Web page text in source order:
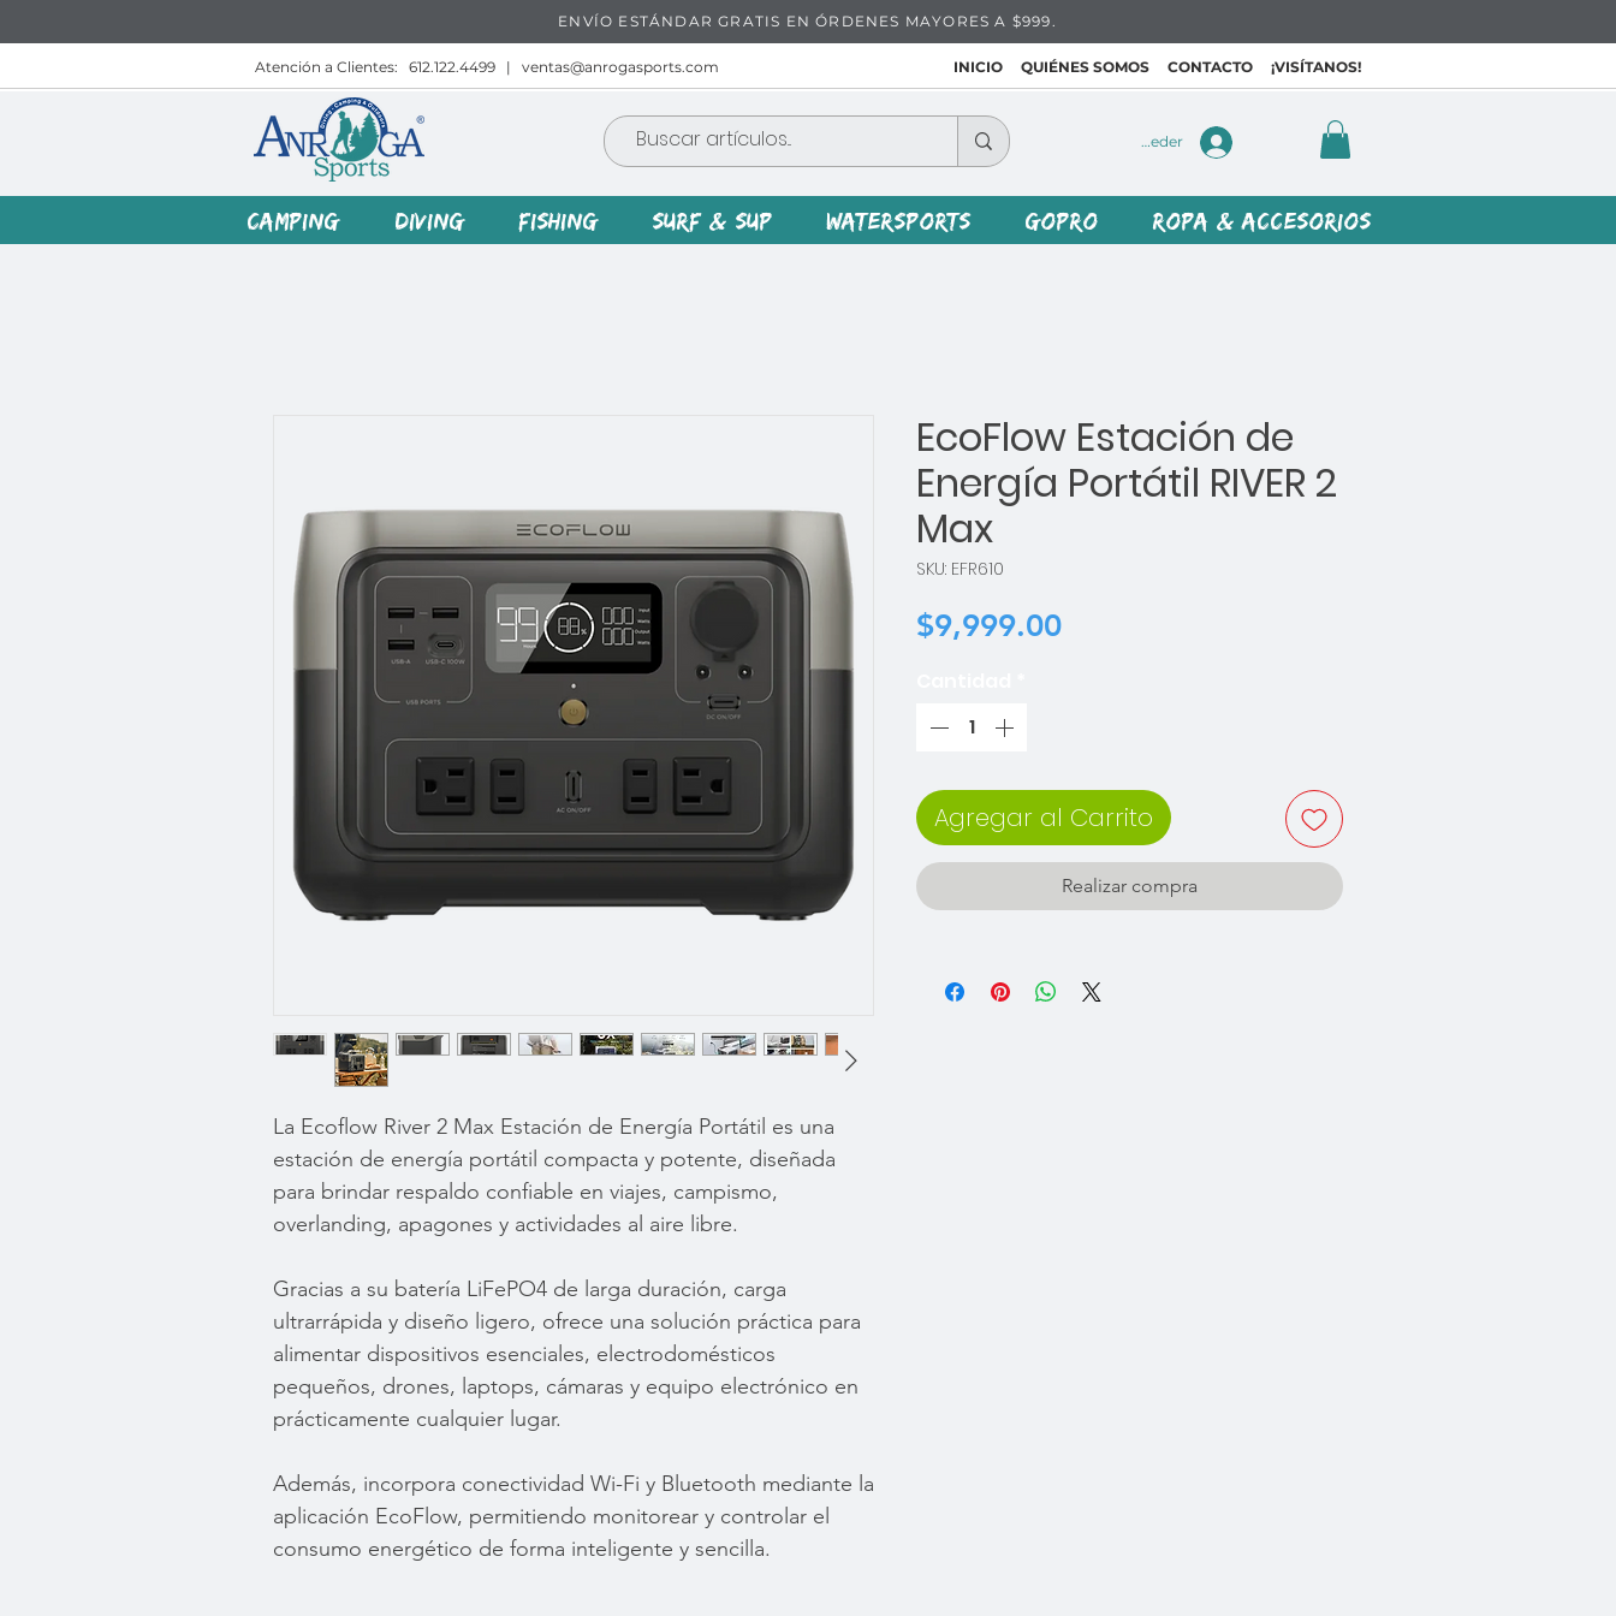
ENVÍO ESTÁNDAR GRATIS EN ÓRDENES MAYORES A $999.
Atención a Clientes: 612.122.4499 | ventas@anrogasports.com INICIO QUIÉNES SOMOS CONTACTO ¡VISÍTANOS!
Acceder
CAMPING DIVING FISHING SURF & SUP WATERSPORTS GOPRO ROPA & ACCESORIOS
La Ecoflow River 2 Max Estación de Energía Portátil es una
estación de energía portátil compacta y potente, diseñada
para brindar respaldo confiable en viajes, campismo,
overlanding, apagones y actividades al aire libre.
Gracias a su batería LiFePO4 de larga duración, carga
ultrarrápida y diseño ligero, ofrece una solución práctica para
alimentar dispositivos esenciales, electrodomésticos
pequeños, drones, laptops, cámaras y equipo electrónico en
prácticamente cualquier lugar.
Además, incorpora conectividad Wi-Fi y Bluetooth mediante la
aplicación EcoFlow, permitiendo monitorear y controlar el
consumo energético de forma inteligente y sencilla.
EcoFlow Estación de
Energía Portátil RIVER 2
Max
SKU: EFR610
$9,999.00Precio
Agregar al Carrito
Realizar compra